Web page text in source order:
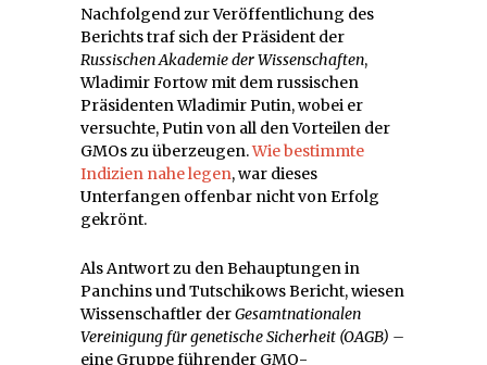
Nachfolgend zur Veröffentlichung des
Berichts traf sich der Präsident der
Russischen Akademie der Wissenschaften,
Wladimir Fortow mit dem russischen
Präsidenten Wladimir Putin, wobei er
versuchte, Putin von all den Vorteilen der
GMOs zu überzeugen.Wie bestimmte
Indizien nahe legen, war dieses
Unterfangen offenbar nicht von Erfolg
gekrönt.
Als Antwort zu den Behauptungen in
Panchins und Tutschikows Bericht, wiesen
Wissenschaftler derGesamtnationalen
Vereinigung für genetische Sicherheit (OAGB) –
eine Gruppe führender GMO-